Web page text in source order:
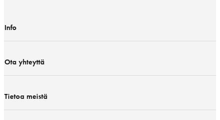
Info
Ota yhteyttä
Tietoa meistä